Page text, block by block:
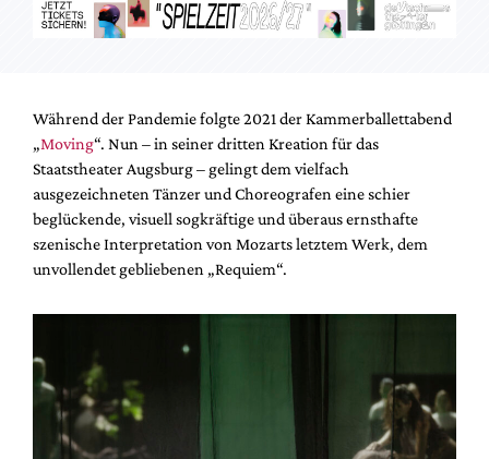
Während der Pandemie folgte 2021 der Kammerballettabend
„Moving“. Nun – in seiner dritten Kreation für das
Staatstheater Augsburg – gelingt dem vielfach
ausgezeichneten Tänzer und Choreografen eine schier
beglückende, visuell sogkräftige und überaus ernsthafte
szenische Interpretation von Mozarts letztem Werk, dem
unvollendet gebliebenen „Requiem“.